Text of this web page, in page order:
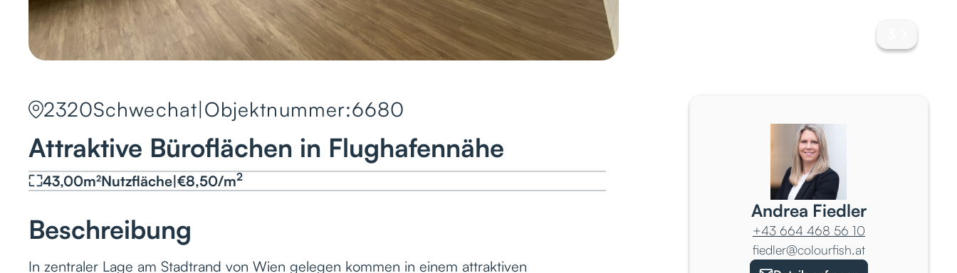
2320Schwechat|Objektnummer:6680
Attraktive Büroflächen in Flughafennähe
43,00m²Nutzfläche|€8,50/m2
Beschreibung
In zentraler Lage am Stadtrand von Wien gelegen kommen in einem attraktiven
Andrea Fiedler
+43 664 468 56 10
fiedler@colourfish.at